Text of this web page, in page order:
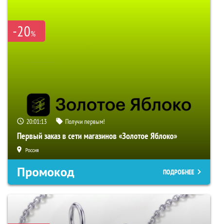
-20%
20:01:12 Получи первым!
Первый заказ в сети магазинов «Золотое Яблоко»
Россия
Промокод ПОДРОБНЕЕ